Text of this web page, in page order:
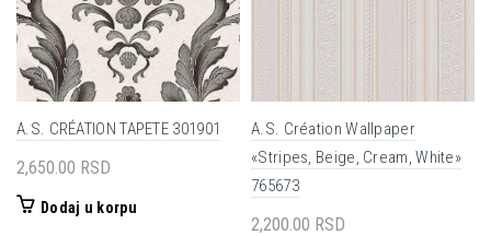
A.S. CRÉATION TAPETE 301901
2,650.00 RSD
Dodaj u korpu
A.S. Création Wallpaper
«Stripes, Beige, Cream, White»
765673
2,200.00 RSD